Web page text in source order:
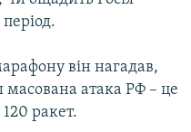
він нагадав,
атака РФ – це
ракет.